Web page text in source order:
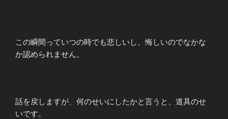
この瞬間っていつの時でも悲しいし、悔しいのでなかな
か認められません。
話を戻しますが、何のせいにしたかと言うと、道具のせ
いです。